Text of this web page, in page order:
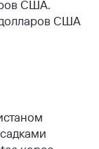
США.
долларов США